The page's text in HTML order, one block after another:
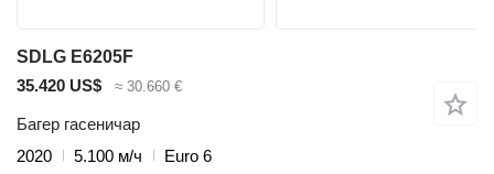
SDLG E6205F
35.420 US$
≈ 30.660 €
Багер гасеничар
2020
5.100 м/ч
Euro 6